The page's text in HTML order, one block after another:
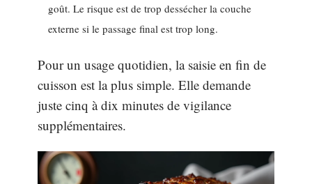
goût. Le risque est de trop dessécher la couche
externe si le passage final est trop long.
Pour un usage quotidien, la saisie en fin de
cuisson est la plus simple. Elle demande
juste cinq à dix minutes de vigilance
supplémentaires.